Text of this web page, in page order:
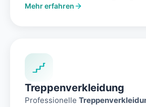
Mehr erfahren
Treppenverkleidung
Professionelle